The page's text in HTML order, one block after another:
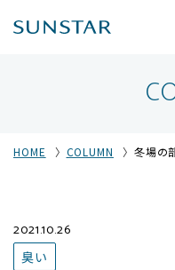
HOME COLUMN 冬場の
2021.10.26
臭い